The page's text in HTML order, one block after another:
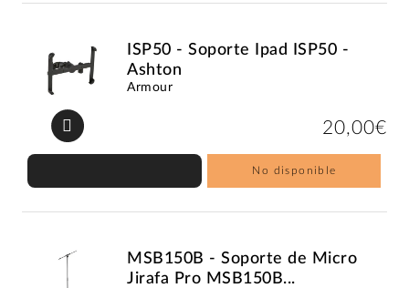
ISP50 - Soporte Ipad ISP50 -
Ashton
Armour
20,00€
No disponible
MSB150B - Soporte de Micro
Jirafa Pro MSB150B...